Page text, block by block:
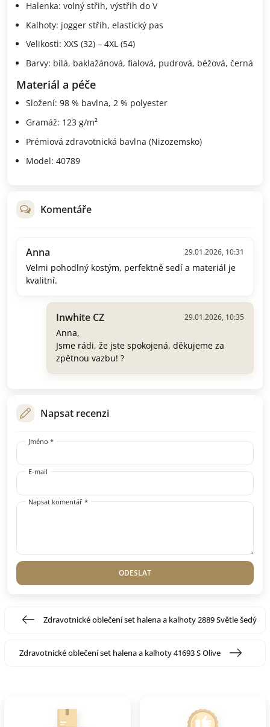
Halenka: volný střih, výstřih do V
Kalhoty: jogger střih, elastický pas
Velikosti: XXS (32) – 4XL (54)
Barvy: bílá, baklažánová, fialová, pudrová, béžová, černá
Materiál a péče
Složení: 98 % bavlna, 2 % polyester
Gramáž: 123 g/m²
Prémiová zdravotnická bavlna (Nizozemsko)
Model: 40789
Komentáře
Anna 29.01.2026, 10:31
Velmi pohodlný kostým, perfektně sedí a materiál je
kvalitní.
Inwhite CZ 29.01.2026, 10:35
Anna,
Jsme rádi, že jste spokojená, děkujeme za
zpětnou vazbu! ?
Napsat recenzi
Jméno *
E-mail
Napsat komentář *
ODESLAT
Zdravotnické oblečení set halena a kalhoty 2889 Světle šedý
Zdravotnické oblečení set halena a kalhoty 41693 S Olive